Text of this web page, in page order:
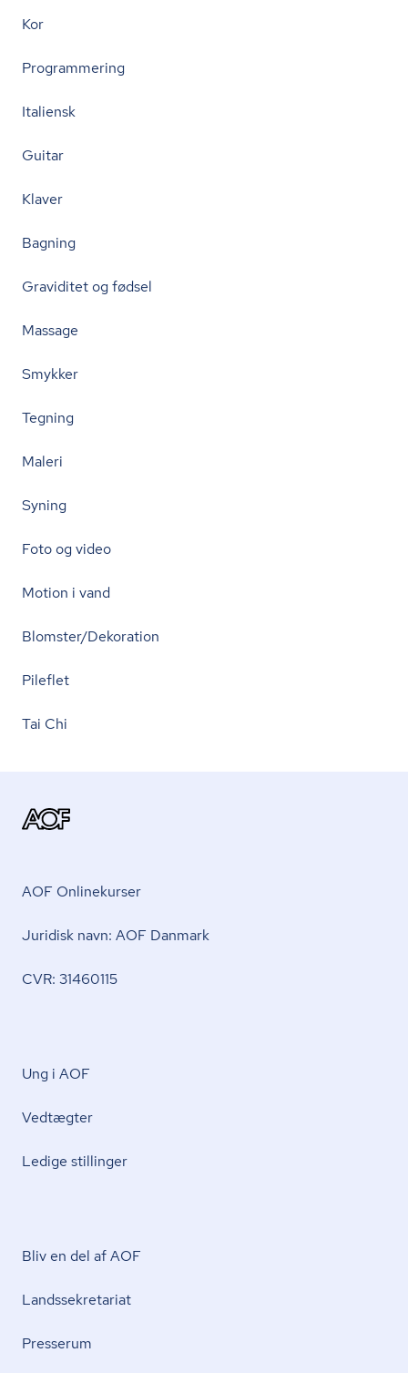
Kor
Programmering
Italiensk
Guitar
Klaver
Bagning
Graviditet og fødsel
Massage
Smykker
Tegning
Maleri
Syning
Foto og video
Motion i vand
Blomster/Dekoration
Pileflet
Tai Chi
AOF Onlinekurser
Juridisk navn: AOF Danmark
CVR: 31460115
Ung i AOF
Vedtægter
Ledige stillinger
Bliv en del af AOF
Lands­se­kre­ta­ri­at
Presserum